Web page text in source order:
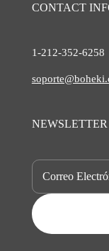
CONTACT
1-212-352-6258
NEWSLETTER